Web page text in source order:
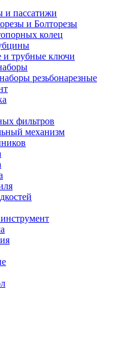
и пассатижи
и Болторезы
колец
и трубные ключи
резьбонарезные
фильтров
механизм